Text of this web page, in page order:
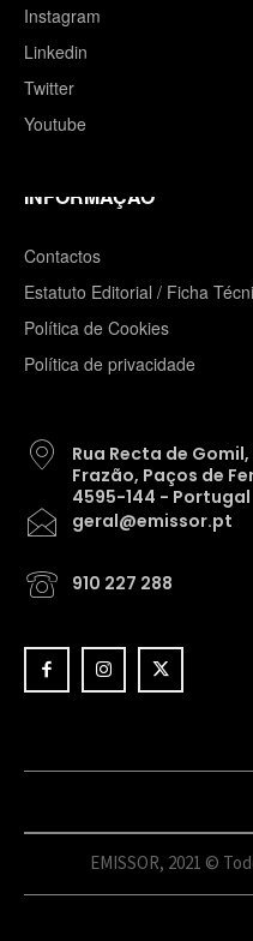
Instagram
Linkedin
Twitter
Youtube
INFORMAÇÃO
Contactos
Estatuto Editorial / Ficha
Política de Cookies
Política de privacidade
Rua Recta de Gomil,
Frazão, Paços de
4595-144 - Portugal
geral@emissor.pt
910 227 288
EMISSOR, 2021 ©